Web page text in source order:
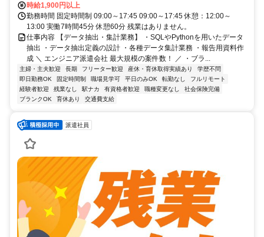
時給1,900円以上
勤務時間 固定時間制 09:00～17:45 09:00～17:45 休憩：12:00～
13:00 実働7時間45分 休憩60分 残業はありません。
仕事内容 【データ抽出・集計業務】 ・SQLやPythonを用いたデータ
抽出 ・データ抽出定義の設計 ・各種データ集計業務 ・報告用資料作
成 ＼ エンジニア派遣会社 最大規模の案件数！ ／ ・ブラ...
主婦・主夫歓迎 長期 フリーター歓迎 産休・育休取得実績あり
学歴不問
即日勤務OK
固定時間制 職場見学可 平日のみOK 転勤なし
フルリモート
経験者歓迎
残業なし 駅ナカ 有資格者歓迎 職種変更なし
社会保険完備
ブランクOK
育休あり 交通費支給
派遣社員